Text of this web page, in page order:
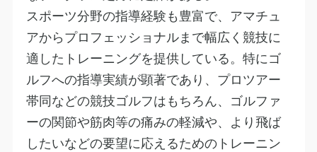
スポーツ分野の指導経験も豊富で、アマチュ
アからプロフェッショナルまで幅広く競技に
適したトレーニングを提供している。特にゴ
ルフへの指導実績が顕著であり、プロツアー
帯同などの競技ゴルフはもちろん、ゴルファ
ーの関節や筋肉等の痛みの軽減や、より飛ば
したいなどの要望に応えるためのトレーニン